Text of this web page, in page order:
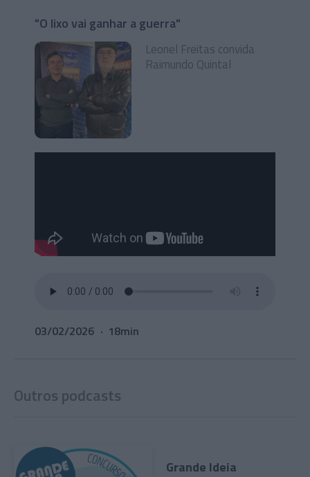
"O lixo vai ganhar a guerra"
Leonel Freitas convida
Raimundo Quintal
03/02/2026 18min
Outros podcasts
Grande Ideia